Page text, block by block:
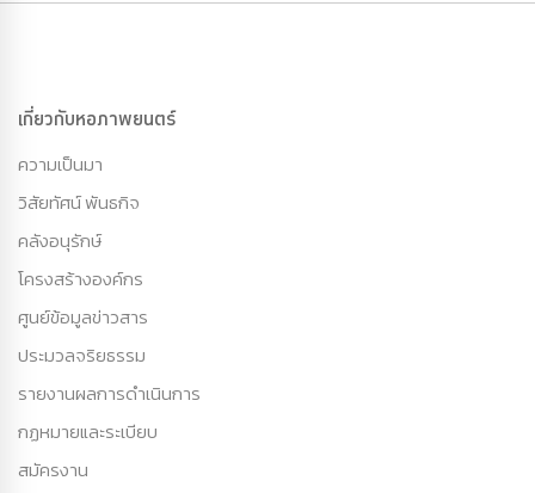
เกี่ยวกับหอภาพยนตร์
ความเป็นมา
วิสัยทัศน์ พันธกิจ
คลังอนุรักษ์
โครงสร้างองค์กร
ศูนย์ข้อมูลข่าวสาร
ประมวลจริยธรรม
รายงานผลการดำเนินการ
กฏหมายและระเบียบ
สมัครงาน